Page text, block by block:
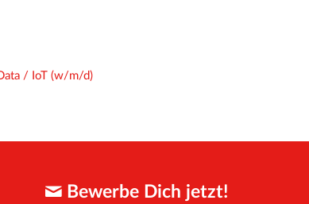
/ IoT (w/m/d)
Bewerbe Dich jetzt!